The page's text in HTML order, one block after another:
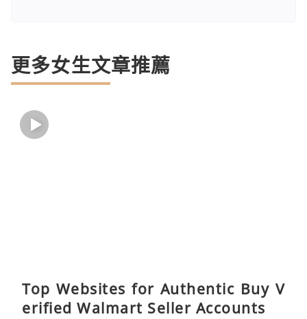
更多女生文章推薦
Top Websites for Authentic Buy V
erified Walmart Seller Accounts